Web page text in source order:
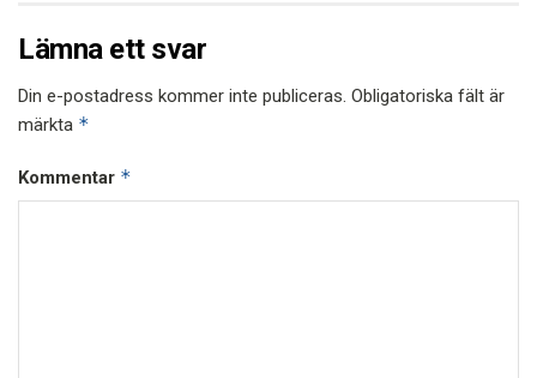
Lämna ett svar
Din e-postadress kommer inte publiceras. Obligatoriska fält är
märkta *
Kommentar *